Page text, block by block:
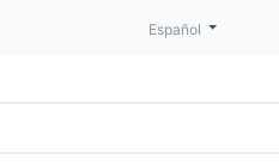
Español